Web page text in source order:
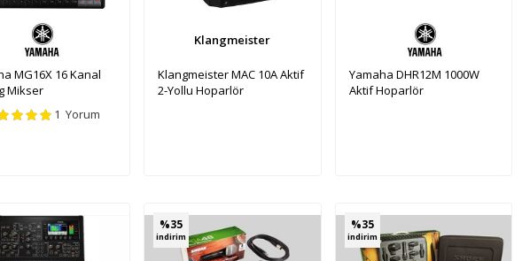
MG16X 16 Kanal
Mikser
1 Yorum
Klangmeister
Klangmeister MAC 10A Aktif
2-Yollu Hoparlör
Yamaha DHR12M 1000W
Aktif Hoparlör
%35
indirim
%35
indirim